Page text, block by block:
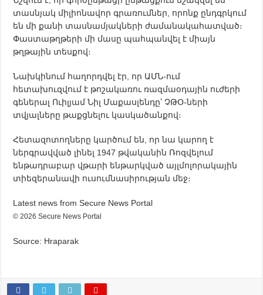
տասնյակ միլիոնավոր գրառումներ, որոնք ընդգրկում
են մի քանի տասնամյակների ժամանակահատված։
Փաստաթղթերի մի մասը պահպանվել է միայն
թղթային տեսքով։
Նախկինում հաղորդվել էր, որ ԱՄՆ-ում
հետախուզվում է թոշակառու ռազմաօդային ուժերի
գեներալ Ուիլյամ Նիլ Մաքասլենդը՝ ՉԹՕ-ների
տվյալները թաքցնելու կասկածանքով։
Հետազոտողները կարծում են, որ նա կարող է
ներգրավված լինել 1947 թվականին Ռոզվելում
ենթադրաբար վթարի ենթարկված այլմոլորակային
տիեզերանավի ուսումնասիրության մեջ։
Latest news from Secure News Portal
© 2026 Secure News Portal
Source: Hraparak